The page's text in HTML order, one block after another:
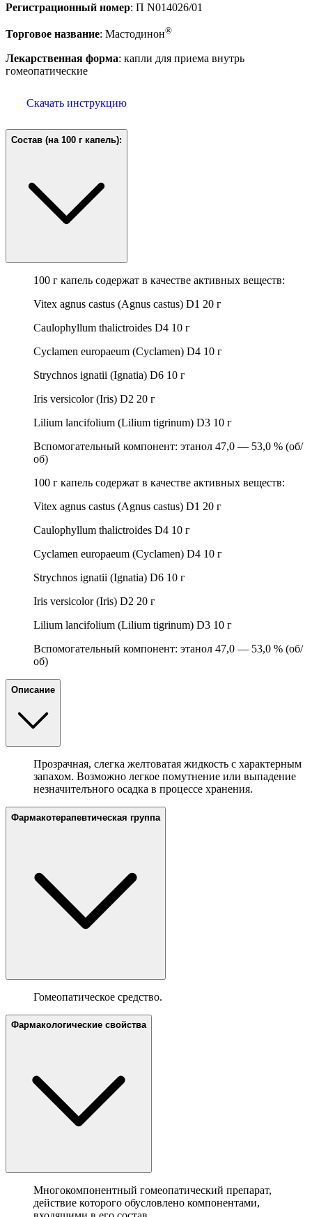
Регистрационный номер: П N014026/01
Торговое название: Мастодинон®
Лекарственная форма: капли для приема внутрь
гомеопатические
Скачать инструкцию
Состав (на 100 г капель):
100 г капель содержат в качестве активных веществ:
Vitex agnus castus (Agnus castus) D1 20 г
Caulophyllum thalictroides D4 10 г
Cyclamen europaeum (Cyclamen) D4 10 г
Strychnos ignatii (Ignatia) D6 10 г
Iris versicolor (Iris) D2 20 г
Lilium lancifolium (Lilium tigrinum) D3 10 г
Вспомогательный компонент: этанол 47,0 — 53,0 % (об/
об)
100 г капель содержат в качестве активных веществ:
Vitex agnus castus (Agnus castus) D1 20 г
Caulophyllum thalictroides D4 10 г
Cyclamen europaeum (Cyclamen) D4 10 г
Strychnos ignatii (Ignatia) D6 10 г
Iris versicolor (Iris) D2 20 г
Lilium lancifolium (Lilium tigrinum) D3 10 г
Вспомогательный компонент: этанол 47,0 — 53,0 % (об/
об)
Описание
Прозрачная, слегка желтоватая жидкость с характерным
запахом. Возможно легкое помутнение или выпадение
незначителъного осадка в процессе хранения.
Фармакотерапевтическая группа
Гомеопатическое средство.
Фармакологические свойства
Многокомпонентный гомеопатический препарат,
действие которого обусловлено компонентами,